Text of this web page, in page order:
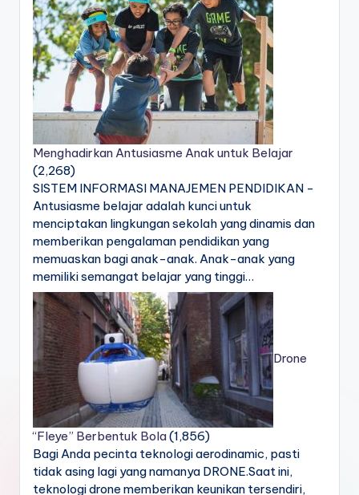
Menghadirkan Antusiasme Anak untuk Belajar
(2,268)
SISTEM INFORMASI MANAJEMEN PENDIDIKAN -
Antusiasme belajar adalah kunci untuk
menciptakan lingkungan sekolah yang dinamis dan
memberikan pengalaman pendidikan yang
memuaskan bagi anak-anak. Anak-anak yang
memiliki semangat belajar yang tinggi…
Drone
“Fleye” Berbentuk Bola(1,856)
Bagi Anda pecinta teknologi aerodinamic, pasti
tidak asing lagi yang namanya DRONE.Saat ini,
teknologi drone memberikan keunikan tersendiri,